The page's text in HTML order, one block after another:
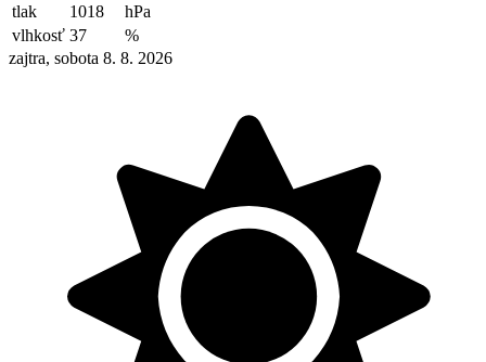
tlak
1018
hPa
vlhkosť 37
%
zajtra, sobota 8. 8. 2026